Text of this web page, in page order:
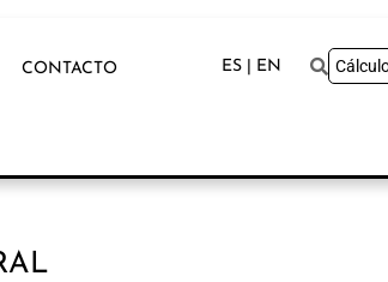
CONTACTO ES | EN